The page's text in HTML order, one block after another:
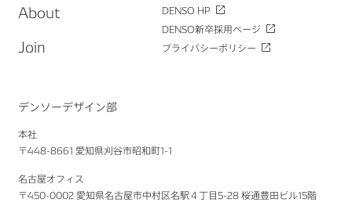
About
Join
DENSO HP
DENSO新卒採用ページ
プライバシーポリシー
デンソーデザイン部
本社
〒448-8661 愛知県刈谷市昭和町1-1
名古屋オフィス
〒450-0002 愛知県名古屋市中村区名駅４丁目5-28 桜通豊田ビル15階